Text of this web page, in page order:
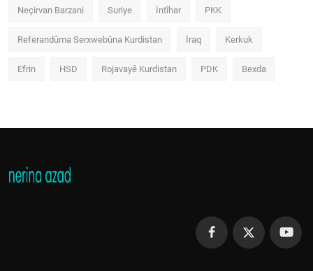
Neçirvan Barzani Suriye İntîhar PKK
Referandûma Serxwebûna Kurdistan İraq Kerkuk
Efrin HSD Rojavayê Kurdistan PDK Bexda